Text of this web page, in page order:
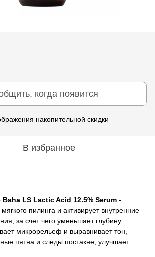
когда появится
накопительной скидки
В избранное
Baha LS Lactic Acid 12.5% Serum -
пилинга и активирует внутренние
за счет чего уменьшает глубину
микрорельеф и выравнивает тон,
пятна и следы постакне, улучшает